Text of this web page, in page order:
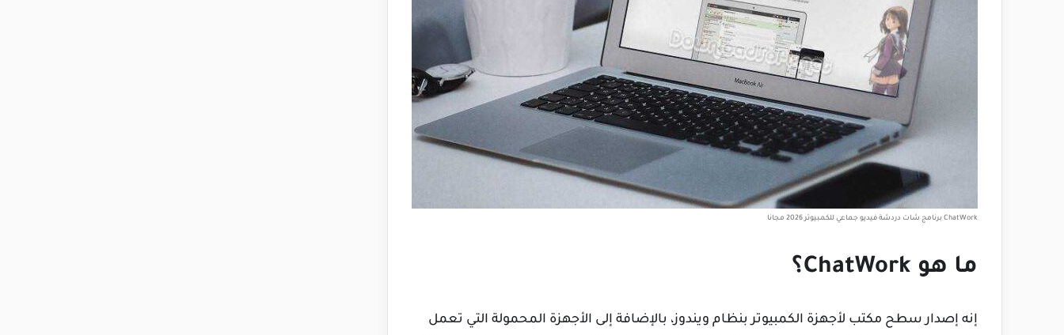
ChatWork برنامج شات دردشة فيديو جماعي للكمبيوتر 2026 مجانا
ما هو ChatWork؟
إنه إصدار سطح مكتب لأجهزة الكمبيوتر بنظام ويندوز، بالإضافة إلى الأجهزة المحمولة التي تعمل